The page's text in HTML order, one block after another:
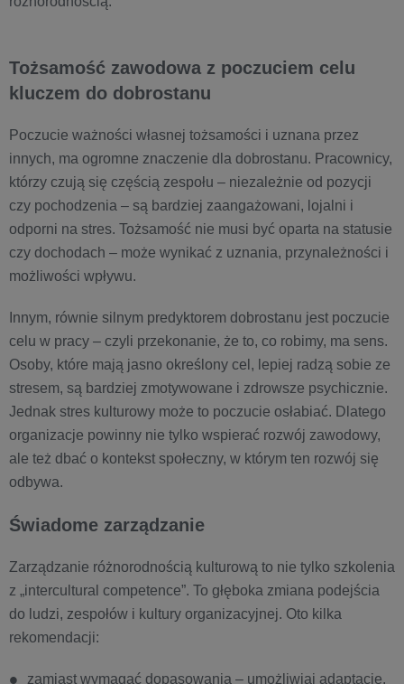
Tożsamość zawodowa z poczuciem celu
kluczem do dobrostanu
Poczucie ważności własnej tożsamości i uznana przez
innych, ma ogromne znaczenie dla dobrostanu. Pracownicy,
którzy czują się częścią zespołu – niezależnie od pozycji
czy pochodzenia – są bardziej zaangażowani, lojalni i
odporni na stres. Tożsamość nie musi być oparta na statusie
czy dochodach – może wynikać z uznania, przynależności i
możliwości wpływu.
Innym, równie silnym predyktorem dobrostanu jest poczucie
celu w pracy – czyli przekonanie, że to, co robimy, ma sens.
Osoby, które mają jasno określony cel, lepiej radzą sobie ze
stresem, są bardziej zmotywowane i zdrowsze psychicznie.
Jednak stres kulturowy może to poczucie osłabiać. Dlatego
organizacje powinny nie tylko wspierać rozwój zawodowy,
ale też dbać o kontekst społeczny, w którym ten rozwój się
odbywa.
Świadome zarządzanie
Zarządzanie różnorodnością kulturową to nie tylko szkolenia
z „intercultural competence”. To głęboka zmiana podejścia
do ludzi, zespołów i kultury organizacyjnej. Oto kilka
rekomendacji:
zamiast wymagać dopasowania – umożliwiaj adaptację,